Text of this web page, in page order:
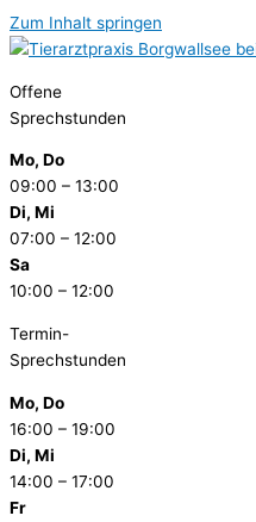
Zum Inhalt springen
Offene
Sprechstunden
Mo, Do
09:00 – 13:00
Di, Mi
07:00 – 12:00
Sa
10:00 – 12:00
Termin-
Sprechstunden
Mo, Do
16:00 – 19:00
Di, Mi
14:00 – 17:00
Fr